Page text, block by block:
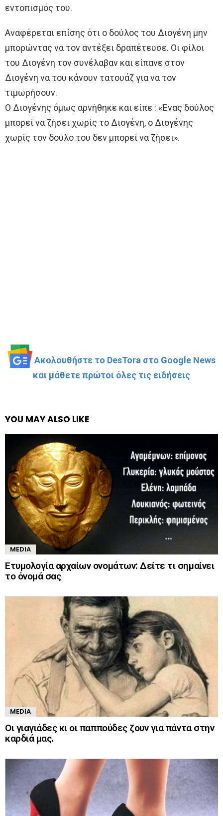
εντοπισμός του.
Αναφέρεται επίσης ότι ο δούλος του Διογένη μην
μπορώντας να τον αντέξει δραπέτευσε. Οι φίλοι
του Διογένη τον συνέλαβαν και είπανε στον
Διογένη να του κάνουν τατουάζ για να τον
τιμωρήσουν.
Ο Διογένης όμως αρνήθηκε και είπε : «Ένας δούλος
μπορεί να ζήσει χωρίς το Διογένη, ο Διογένης
χωρίς τον δούλο του δεν μπορεί να ζήσει».
Ακολουθήστε το DesTora στο Google News
και μάθετε πρώτοι όλες τις ειδήσεις
YOU MAY ALSO LIKE
MEDIA
Ετυμολογία αρχαίων ονομάτων: Δείτε τι σημαίνει
το όνομά σας
MEDIA
Οι γιαγιάδες κι οι παππούδες ζουν για πάντα στην
καρδιά μας.